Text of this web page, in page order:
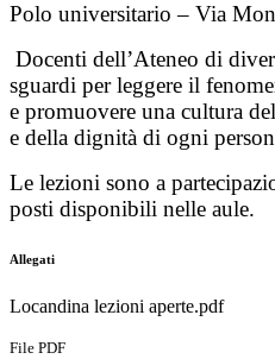
Polo universitario – Via
Docenti dell’Ateneo di
sguardi per leggere il
e promuovere una cultura
e della dignità di ogni
Le lezioni sono a
posti disponibili nelle aule.
Allegati
Locandina lezioni aperte.pdf
File PDF